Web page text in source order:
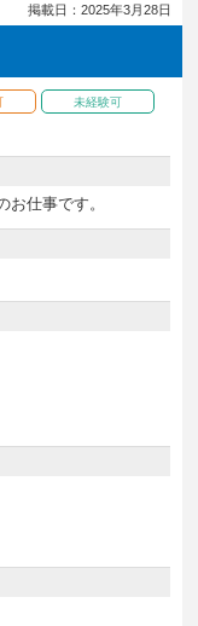
掲載日：2025年3月28日
未経験可
仕事です。